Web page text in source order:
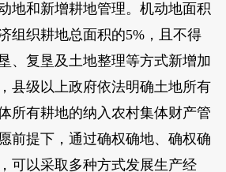
和新增耕地管理。机动地面积
组织耕地总面积的5%，且不得
、复垦及土地整理等方式新增加
县级以上政府依法明确土地所有
所有耕地的纳入农村集体财产管
前提下，通过确权确地、确权确
可以采取多种方式发展生产经